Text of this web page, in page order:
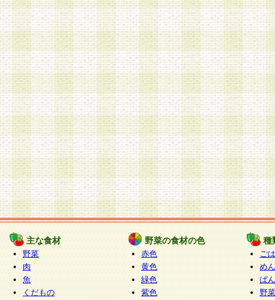
主な食材
野菜
肉
魚
くだもの
野菜の食材の色
赤色
黄色
緑色
紫色
種
ご
めん
ぱん
野